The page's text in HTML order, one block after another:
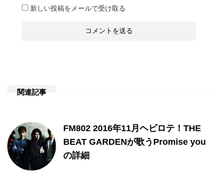
新しい投稿をメールで受け取る
関連記事
FM802 2016年11月ヘビロテ！THE
BEAT GARDENが歌うPromise you
の詳細